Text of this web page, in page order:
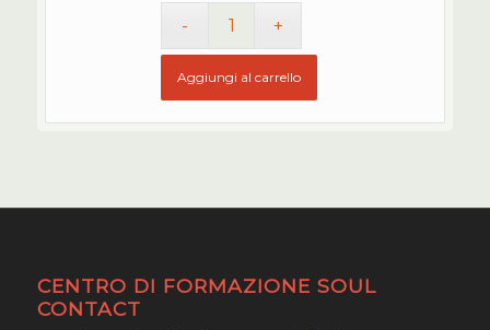
Aggiungi al carrello
CENTRO DI FORMAZIONE SOUL
CONTACT